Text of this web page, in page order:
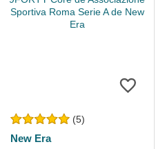
(5)
New Era